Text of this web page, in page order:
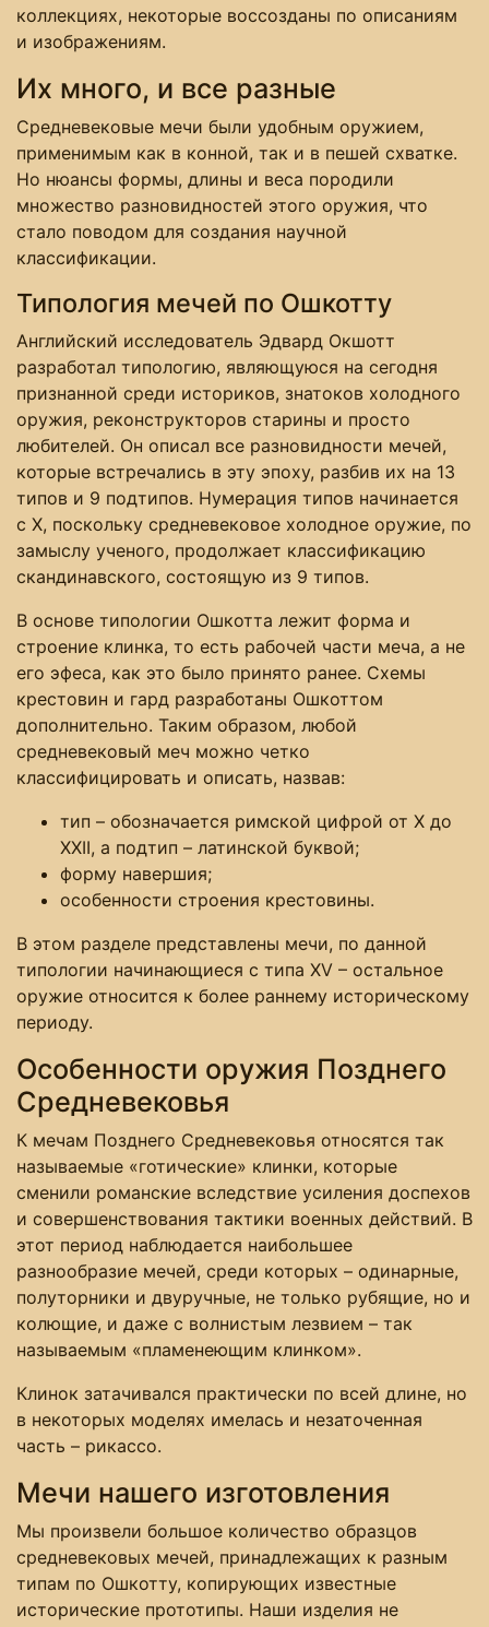
коллекциях, некоторые воссозданы по описаниям
и изображениям.
Их много, и все разные
Средневековые мечи были удобным оружием,
применимым как в конной, так и в пешей схватке.
Но нюансы формы, длины и веса породили
множество разновидностей этого оружия, что
стало поводом для создания научной
классификации.
Типология мечей по Ошкотту
Английский исследователь Эдвард Окшотт
разработал типологию, являющуюся на сегодня
признанной среди историков, знатоков холодного
оружия, реконструкторов старины и просто
любителей. Он описал все разновидности мечей,
которые встречались в эту эпоху, разбив их на 13
типов и 9 подтипов. Нумерация типов начинается
с Х, поскольку средневековое холодное оружие, по
замыслу ученого, продолжает классификацию
скандинавского, состоящую из 9 типов.
В основе типологии Ошкотта лежит форма и
строение клинка, то есть рабочей части меча, а не
его эфеса, как это было принято ранее. Схемы
крестовин и гард разработаны Ошкоттом
дополнительно. Таким образом, любой
средневековый меч можно четко
классифицировать и описать, назвав:
тип – обозначается римской цифрой от Х до
ХХІІ, а подтип – латинской буквой;
форму навершия;
особенности строения крестовины.
В этом разделе представлены мечи, по данной
типологии начинающиеся с типа ХV – остальное
оружие относится к более раннему историческому
периоду.
Особенности оружия Позднего
Средневековья
К мечам Позднего Средневековья относятся так
называемые «готические» клинки, которые
сменили романские вследствие усиления доспехов
и совершенствования тактики военных действий. В
этот период наблюдается наибольшее
разнообразие мечей, среди которых – одинарные,
полуторники и двуручные, не только рубящие, но и
колющие, и даже с волнистым лезвием – так
называемым «пламенеющим клинком».
Клинок затачивался практически по всей длине, но
в некоторых моделях имелась и незаточенная
часть – рикассо.
Мечи нашего изготовления
Мы произвели большое количество образцов
средневековых мечей, принадлежащих к разным
типам по Ошкотту, копирующих известные
исторические прототипы. Наши изделия не